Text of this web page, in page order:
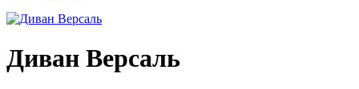
Диван Версаль